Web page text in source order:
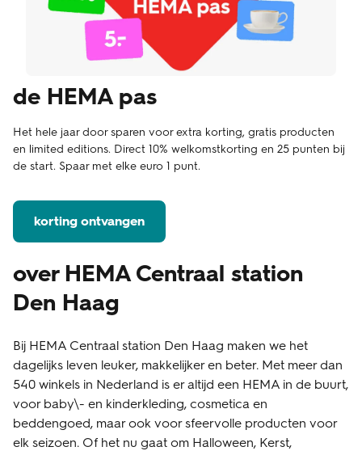
de HEMA pas
Het hele jaar door sparen voor extra korting, gratis producten
en limited editions. Direct 10% welkomstkorting en 25 punten bij
de start. Spaar met elke euro 1 punt.
korting ontvangen
over HEMA Centraal station
Den Haag
Bij HEMA Centraal station Den Haag maken we het
dagelijks leven leuker, makkelijker en beter. Met meer dan
540 winkels in Nederland is er altijd een HEMA in de buurt,
voor baby\- en kinderkleding, cosmetica en
beddengoed, maar ook voor sfeervolle producten voor
elk seizoen. Of het nu gaat om Halloween, Kerst,